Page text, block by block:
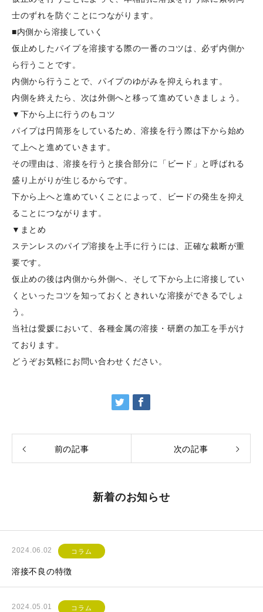
士のずれを防ぐことにつながります。
■内側から溶接していく
仮止めしたパイプを溶接する際の一番のコツは、必ず内側か
ら行うことです。
内側から行うことで、パイプのゆがみを抑えられます。
内側を終えたら、次は外側へと移って進めていきましょう。
▼下から上に行うのもコツ
パイプは円筒形をしているため、溶接を行う際は下から始め
て上へと進めていきます。
その理由は、溶接を行うと接合部分に「ビード」と呼ばれる
盛り上がりが生じるからです。
下から上へと進めていくことによって、ビードの発生を抑え
ることにつながります。
▼まとめ
ステンレスのパイプ溶接を上手に行うには、正確な裁断が重
要です。
仮止めの後は内側から外側へ、そして下から上に溶接してい
くといったコツを知っておくときれいな溶接ができるでしょ
う。
当社は愛媛において、各種金属の溶接・研磨の加工を手がけ
ております。
どうぞお気軽にお問い合わせください。
前の記事 次の記事
新着のお知らせ
2024.06.02 コラム
溶接不良の特徴
2024.05.01 コラム